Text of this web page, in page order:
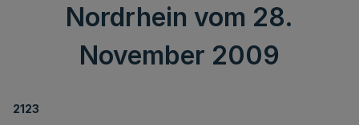
Nordrhein vom 28.
November 2009
2123